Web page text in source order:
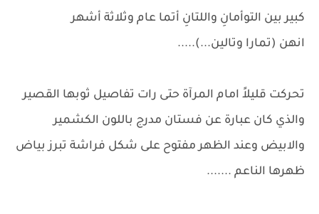
كبير بين التوأمانِ واللتانِ أتما عام وثلاثة أشهر
انهن (تمارا وتالين...).....
تحركت قليلاً امام المرآة حتى رات تفاصيل ثوبها القصير
والذي كان عبارة عن فستان مدرج باللون الكشمير
والابيض وعند الظهر مفتوح على شكل فراشة تبرز بياض
ظهرها الناعم .......